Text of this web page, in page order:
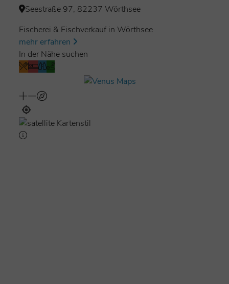
Seestraße 97, 82237 Wörthsee
Fischerei & Fischverkauf in Wörthsee
mehr erfahren
In der Nähe suchen